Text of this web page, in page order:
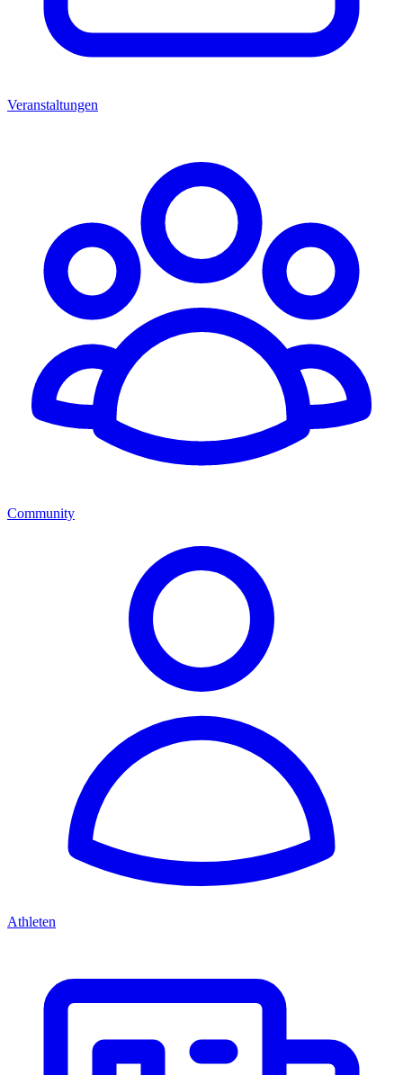
Veranstaltungen
Community
Athleten